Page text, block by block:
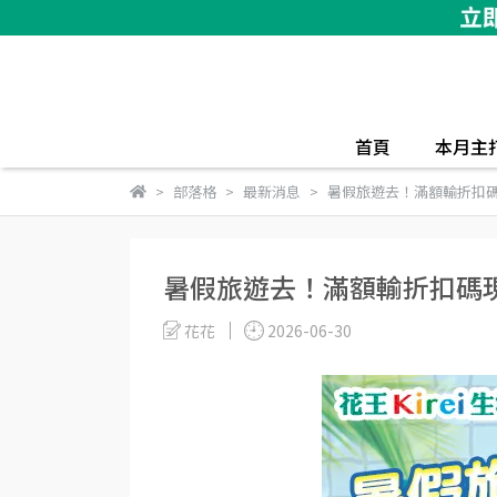
首頁 本月主
部落格 最新消息 暑假旅遊去！滿額輸折扣
暑假旅遊去！滿額輸折扣碼
花花 2026-06-30